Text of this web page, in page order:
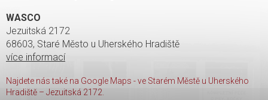
WASCO
Jezuitská 2172
68603, Staré Město u Uherského Hradiště
více informací
Najdete nás také na Google Maps - ve Starém Městě u Uherského
Hradiště – Jezuitská 2172.